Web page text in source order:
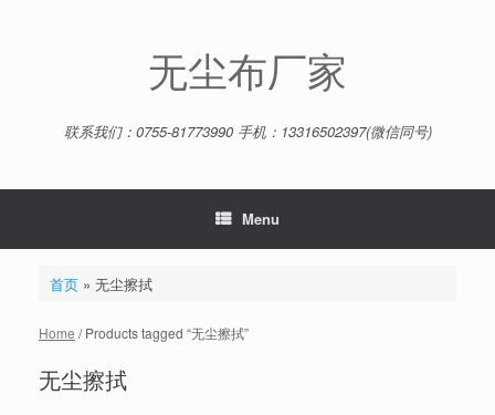
无尘布厂家
联系我们：0755-81773990 手机：13316502397(微信同号)
Menu
首页» 无尘擦拭
Home / Products tagged “无尘擦拭”
无尘擦拭